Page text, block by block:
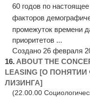
60 годов по
факторов
промежуток времени
приоритетов ...
Создано 26 февраля
16. ABOUT THE
LEASING [О
ЛИЗИНГА]
(22.00.00